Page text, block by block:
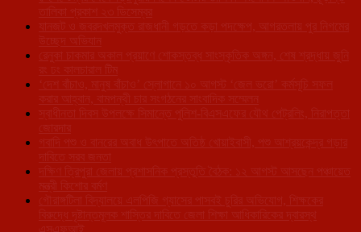
তালিকা প্রকাশ ২৩ ডিসেম্বর
যানজট ও জবরদখলমুক্ত রাজধানী গড়তে কড়া পদক্ষেপ, আগরতলায় পুর নিগমের
উচ্ছেদ অভিযান
রেনুকা চাকমার অকাল প্রয়াণে শোকস্তব্ধ সাংস্কৃতিক অঙ্গন, শেষ শ্রদ্ধায় জুনি
রং ঢং কালচারাল টিম
‘দেশ বাঁচাও, মানুষ বাঁচাও’ স্লোগানে ১০ আগস্ট ‘জেল ভরো’ কর্মসূচি সফল
করার আহ্বান, বামপন্থী চার সংগঠনের সাংবাদিক সম্মেলন
স্বাধীনতা দিবস উপলক্ষে সিমান্তে পুলিশ-বিএসএফের যৌথ পেট্রলিং, নিরাপত্তা
জোরদার
গবাদি পশু ও বানরের অবাধ উৎপাতে অতিষ্ঠ খোয়াইবাসী, পশু আশ্রয়কেন্দ্র গড়ার
দাবিতে সরব জনতা
দক্ষিণ ত্রিপুরা জেলায় প্রশাসনিক প্রস্তুতি বৈঠক: ১২ আগস্ট আসছেন পঞ্চায়েত
মন্ত্রী কিশোর বর্মণ
গৌরাঙ্গটিলা বিদ্যালয়ে এলপিজি গ্যাসের পাসবই চুরির অভিযোগ, শিক্ষকের
বিরুদ্ধে দৃষ্টান্তমূলক শাস্তির দাবিতে জেলা শিক্ষা আধিকারিকের দ্বারস্থ
এসএফআই